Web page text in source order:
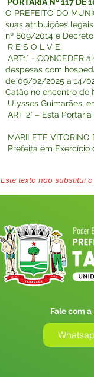
O PREFEITO DO
suas atribuições
nº 809/2014 e
R E S O L V E:
ART1° - CONCEDER
despesas com
de 09/02/2025 a 14/
Catão no encontro de
Ulysses Guimarães,
ART 2° – Esta
MARILETE VITORINO
Prefeita em Exercício
Este texto não substitui
Fale com